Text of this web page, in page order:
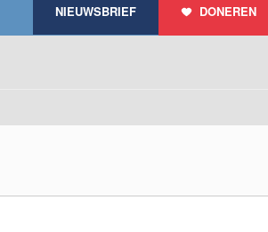
DONEREN
NIEUWSBRIEF